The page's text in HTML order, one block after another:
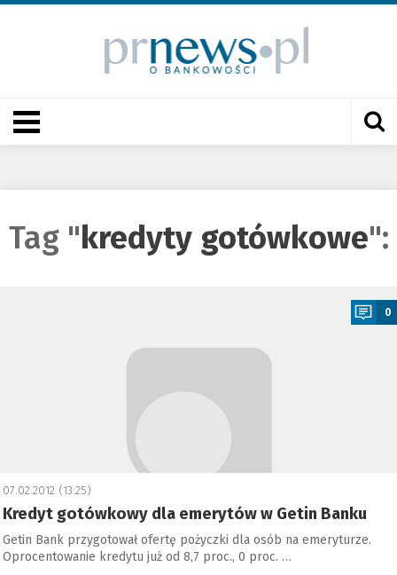
Tag "kredyty gotówkowe":
0
07.02.2012 (13:25)
Kredyt gotówkowy dla emerytów w Getin Banku
Getin Bank przygotował ofertę pożyczki dla osób na emeryturze.
Oprocentowanie kredytu już od 8,7 proc., 0 proc. …